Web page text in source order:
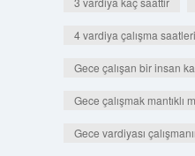
4 vardiya çalışma
Gece çalışan bir insan
Gece çalışmak mantıklı
Gece vardiyası